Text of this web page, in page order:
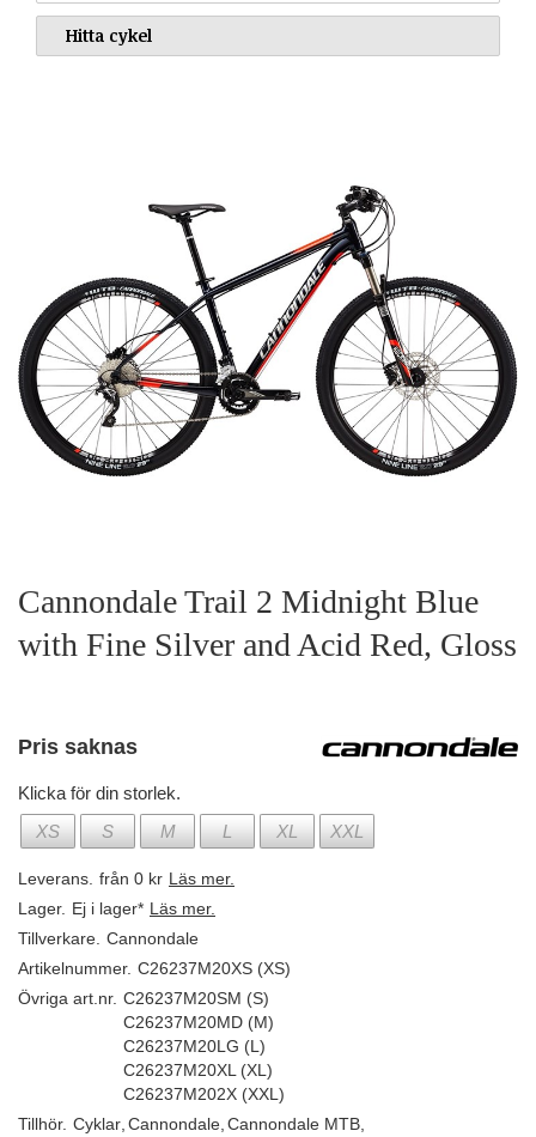
Cannondale Trail 2 Midnight Blue
with Fine Silver and Acid Red, Gloss
Pris saknas
Klicka för din storlek.
XS
S M L XL XXL
Leverans. från 0 kr Läs mer.
Lager. Ej i lager* Läs mer.
Tillverkare. Cannondale
Artikelnummer. C26237M20XS (XS)
Övriga art.nr. C26237M20SM (S)
C26237M20MD (M)
C26237M20LG (L)
C26237M20XL (XL)
C26237M202X (XXL)
Tillhör. Cyklar Cannondale Cannondale MTB